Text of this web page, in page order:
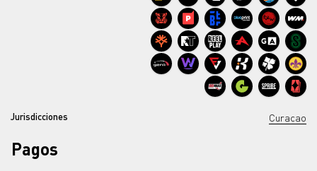
Jurisdicciones Curacao
Pagos